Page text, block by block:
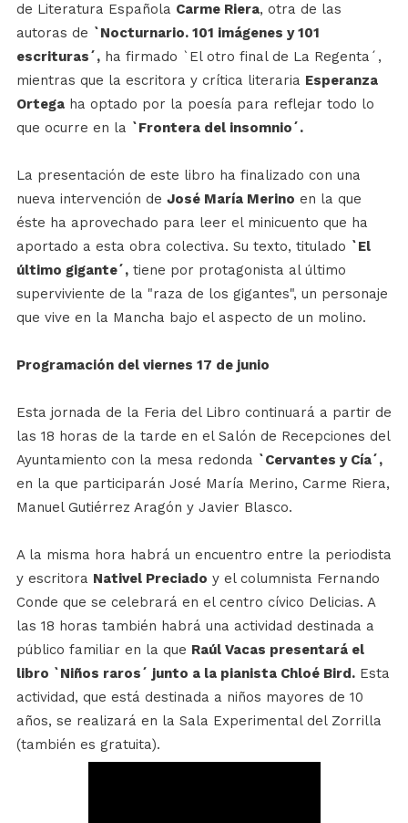
de Literatura Española Carme Riera, otra de las
autoras de `Nocturnario. 101 imágenes y 101
escrituras´,ha firmado `El otro final de La Regenta´,
mientras que la escritora y crítica literaria Esperanza
Ortegaha optado por la poesía para reflejar todo lo
que ocurre en la `Frontera del insomnio´.
La presentación de este libro ha finalizado con una
nueva intervención de José María Merino en la que
éste ha aprovechado para leer el minicuento que ha
aportado a esta obra colectiva. Su texto, titulado `El
último gigante´,tiene por protagonista al último
superviviente de la "raza de los gigantes", un personaje
que vive en la Mancha bajo el aspecto de un molino.
Programación del viernes 17 de junio
Esta jornada de la Feria del Libro continuará a partir de
las 18 horas de la tarde en el Salón de Recepciones del
Ayuntamiento con la mesa redonda `Cervantes y Cía´,
en la que participarán José María Merino, Carme Riera,
Manuel Gutiérrez Aragón y Javier Blasco.
A la misma hora habrá un encuentro entre la periodista
y escritora Nativel Preciado y el columnista Fernando
Conde que se celebrará en el centro cívico Delicias. A
las 18 horas también habrá una actividad destinada a
público familiar en la que Raúl Vacas presentará el
libro `Niños raros´ junto a la pianista Chloé Bird.Esta
actividad, que está destinada a niños mayores de 10
años, se realizará en la Sala Experimental del Zorrilla
(también es gratuita).